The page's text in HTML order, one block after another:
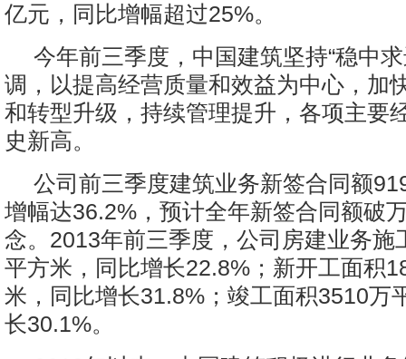
亿元，同比增幅超过25%。
今年前三季度，中国建筑坚持“稳中
调，以提高经营质量和效益为中心，加
和转型升级，持续管理提升，各项主要
史新高。
公司前三季度建筑业务新签合同额
增幅达36.2%，预计全年新签合同额破
念。2013年前三季度，公司房建业务施
平方米，同比增长22.8%；新开工面积
米，同比增长31.8%；竣工面积3510万
长30.1%。